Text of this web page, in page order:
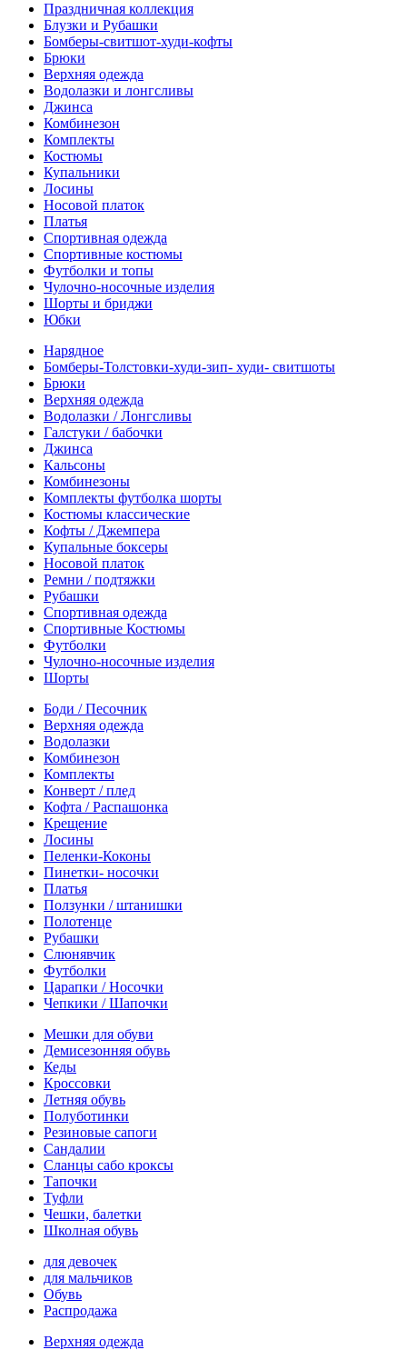
Праздничная коллекция
Блузки и Рубашки
Бомберы-свитшот-худи-кофты
Брюки
Верхняя одежда
Водолазки и лонгсливы
Джинса
Комбинезон
Комплекты
Костюмы
Купальники
Лосины
Носовой платок
Платья
Спортивная одежда
Спортивные костюмы
Футболки и топы
Чулочно-носочные изделия
Шорты и бриджи
Юбки
Нарядное
Бомберы-Толстовки-худи-зип- худи- свитшоты
Брюки
Верхняя одежда
Водолазки / Лонгсливы
Галстуки / бабочки
Джинса
Кальсоны
Комбинезоны
Комплекты футболка шорты
Костюмы классические
Кофты / Джемпера
Купальные боксеры
Носовой платок
Ремни / подтяжки
Рубашки
Спортивная одежда
Спортивные Костюмы
Футболки
Чулочно-носочные изделия
Шорты
Боди / Песочник
Верхняя одежда
Водолазки
Комбинезон
Комплекты
Конверт / плед
Кофта / Распашонка
Крещение
Лосины
Пеленки-Коконы
Пинетки- носочки
Платья
Ползунки / штанишки
Полотенце
Рубашки
Слюнявчик
Футболки
Царапки / Носочки
Чепкики / Шапочки
Мешки для обуви
Демисезонняя обувь
Кеды
Кроссовки
Летняя обувь
Полуботинки
Резиновые сапоги
Сандалии
Сланцы сабо кроксы
Тапочки
Туфли
Чешки, балетки
Школная обувь
для девочек
для мальчиков
Обувь
Распродажа
Верхняя одежда